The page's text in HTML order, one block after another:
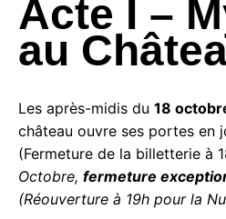
Acte I –
au
Les après-midis du 18
château ouvre ses portes en
(Fermeture de la billetterie à
Octobre, fermeture
(Réouverture à 19h pour la